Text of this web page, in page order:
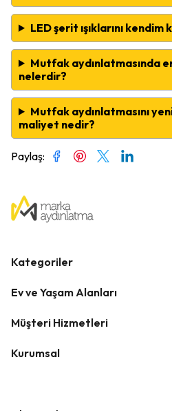
LED şerit ışıklarını
Mutfak aydınlatmasında
nelerdir?
Mutfak aydınlatmasını
maliyet nedir?
Paylaş:
Kategoriler
Ev ve Yaşam Alanları
Müşteri Hizmetleri
Kurumsal